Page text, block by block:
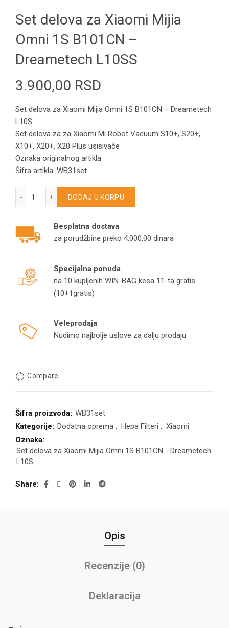
Set delova za Xiaomi Mijia
Omni 1S B101CN –
Dreametech L10SS
3.900,00 RSD
Set delova za Xiaomi Mijia Omni 1S B101CN – Dreametech
L10S
Set delova za za Xiaomi Mi Robot Vacuum S10+, S20+,
X10+, X20+, X20 Plus usisivače
Oznaka originalnog artikla:
Šifra artikla: WB31set
DODAJ U KORPU
Besplatna dostava
za porudžbine preko 4.000,00 dinara
Specijalna ponuda
na 10 kupljenih WIN-BAG kesa 11-ta gratis
(10+1gratis)
Veleprodaja
Nudimo najbolje uslove za dalju prodaju
Compare
Šifra proizvoda: WB31set
Kategorije: Dodatna oprema , Hepa Filteri , Xiaomi
Oznaka:
Set delova za Xiaomi Mijia Omni 1S B101CN - Dreametech
L10S
Share
Opis
Recenzije (0)
Deklaracija